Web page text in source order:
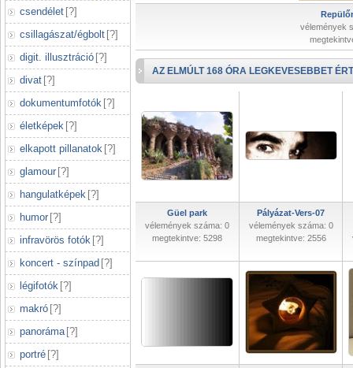
csendélet [?]
csillagászat/égbolt [?]
digit. illusztráció [?]
divat [?]
dokumentumfotók [?]
életképek [?]
elkapott pillanatok [?]
glamour [?]
hangulatképek [?]
humor [?]
infravörös fotók [?]
koncert - színpad [?]
légifotók [?]
makró [?]
panoráma [?]
portré [?]
vélemények
AZ ELMÚLT 168 ÓRA LEGKEVESEBBET
Güel park
vélemények száma: 0
megtekintve: 5298
Pályázat-Vers-07
vélemények száma: 0
megtekintve: 2556